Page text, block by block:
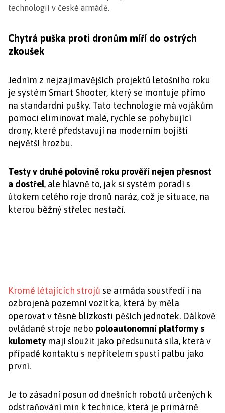
technologií v české armádě.
Chytrá puška proti dronům míří do ostrých
zkoušek
Jedním z nejzajímavějších projektů letošního roku
je systém Smart Shooter, který se montuje přímo
na standardní pušky. Tato technologie má vojákům
pomoci eliminovat malé, rychle se pohybující
drony, které představují na moderním bojišti
největší hrozbu.
Testy v druhé polovině roku prověří nejen přesnost
a dostřel, ale hlavně to, jak si systém poradí s
útokem celého roje dronů naráz, což je situace, na
kterou běžný střelec nestačí.
Kromě létajících strojů se armáda soustředí i na
ozbrojená pozemní vozítka, která by měla
operovat v těsné blízkosti pěších jednotek. Dálkově
ovládané stroje nebo poloautonomní platformy s
kulomety mají sloužit jako předsunutá síla, která v
případě kontaktu s nepřítelem spustí palbu jako
první.
Je to zásadní posun od dnešních robotů určených k
odstraňování min k technice, která je primárně